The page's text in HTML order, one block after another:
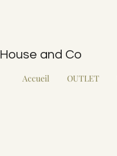
House and Co
Accueil OUTLET